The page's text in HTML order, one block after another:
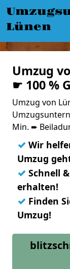
Lünen
Umzug
☛ 100 %
Umzug von
Min. ➨
✓ Wir
Umzug
✓ Schnell
erhalten!
✓ Finden
Umzug!